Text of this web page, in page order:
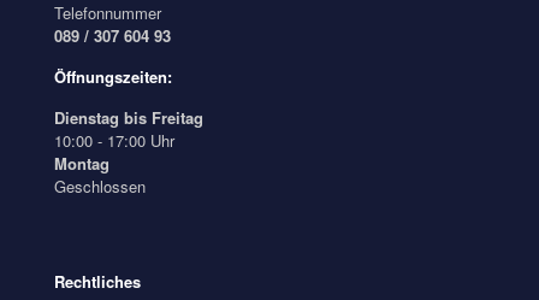
Telefonnummer
089 / 307 604 93
Öffnungszeiten:
Dienstag bis Freitag
10:00 - 17:00 Uhr
Montag
Geschlossen
Rechtliches